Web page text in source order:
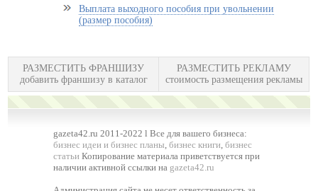
Выплата выходного пособия при увольнении
(размер пособия)
РАЗМЕСТИТЬ ФРАНШИЗУ
добавить франшизу в каталог
РАЗМЕСТИТЬ РЕКЛАМУ
стоимость размещения рекламы
gazeta42.ru 2011-2022 l Все для вашего бизнеса:
бизнес идеи и бизнес планы,бизнес книги,бизнес
статьи Копирование материала приветствуется при
наличии активной ссылки на gazeta42.ru